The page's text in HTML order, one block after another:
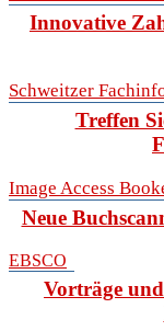
Innovative
Schweitzer
Treffen
Image Access
Neue
EBSCO
Vorträge